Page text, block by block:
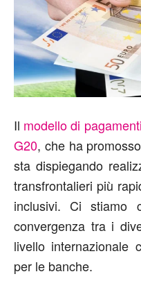
Il modello di
G20, che ha
sta dispiegando
transfrontalieri più
inclusivi. Ci stiamo
convergenza tra i
livello internazionale
per le banche.